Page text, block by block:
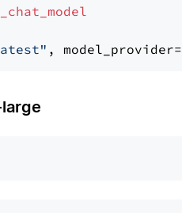
, model_provider=